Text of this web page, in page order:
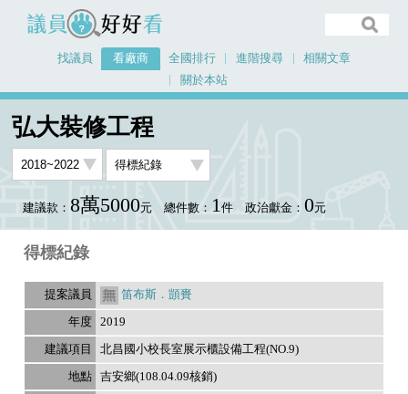
議員好好看
找議員 看廠商 全國排行 進階搜尋
相關文章
關於本站
弘大裝修工程
建議款： 8萬5000元 總件數： 1件 政治獻金： 0元
得標紀錄
笛布斯．顗賚
2019
北昌國小校長室展示櫃設備工程(NO.9)
吉安鄉(108.04.09核銷)